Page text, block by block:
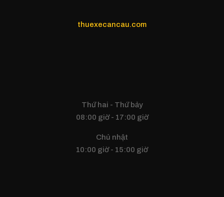
thuexecancau.com
Thứ hai - Thứ bảy
08:00 giờ - 17:00 giờ
Chủ nhật
10:00 giờ - 15:00 giờ